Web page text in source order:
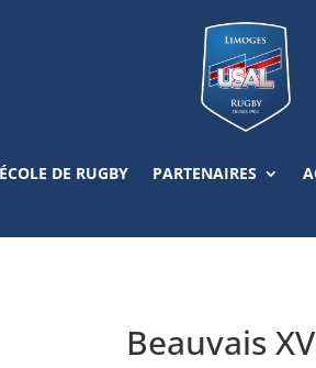
ÉCOLE DE RUGBY PARTENAIRES
Beauvais